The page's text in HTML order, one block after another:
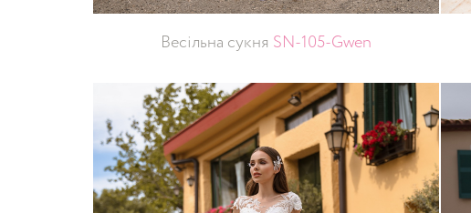
Весільна сукня SN-105-Gwen